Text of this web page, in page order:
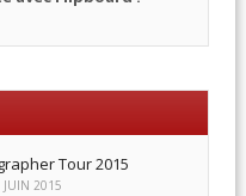
Tour 2015
JUIN 2015